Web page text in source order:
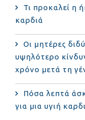
Τι προκαλεί η
καρδιά
Οι μητέρες
υψηλότερο
χρόνο μετά τη
Πόσα λεπτά
για μια υγιή